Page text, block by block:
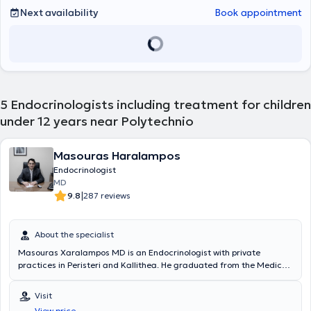
of children with diabetes, their families, and educators, aiming at
Additionally, she served as Registrar B (Fachärztin) in the
endocrinology-diabetology outpatient clinics of the University
Next availability Book appointment
5 Endocrinologists including treatment for children
under 12 years near Polytechnio
Masouras Haralampos
Endocrinologist
MD
9.8|287 reviews
About the specialist
Masouras Xaralampos MD is an Endocrinologist with private
practices in Peristeri and Kallithea. He graduated from the Medical
specialized in Internal Medicine at the 4th Internal Medicine Clinic
of the University General Hospital of Athens "Attikon" and in
Visit